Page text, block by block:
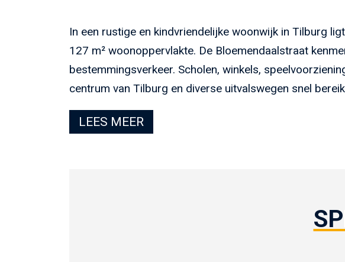
In een rustige en kindvriendelijke woonwijk in Tilburg
127 m² woonoppervlakte. De Bloemendaalstraat
bestemmingsverkeer. Scholen, winkels,
centrum van Tilburg en diverse uitvalswegen snel
LEES MEER